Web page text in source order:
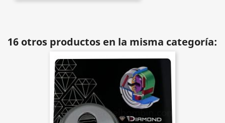
16 otros productos en la misma categoría: